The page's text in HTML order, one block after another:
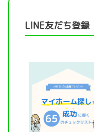
LINE友だち登録